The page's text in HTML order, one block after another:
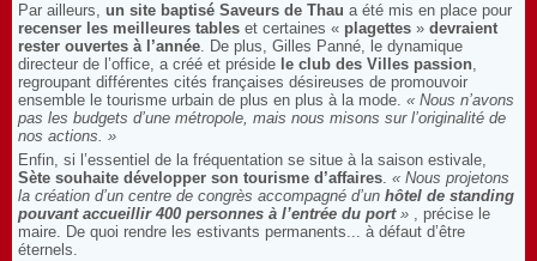
Par ailleurs, un site baptisé Saveurs de Thau a été mis en place pour
recenser les meilleures tables et certaines « plagettes » devraient
rester ouvertes à l’année. De plus, Gilles Panné, le dynamique
directeur de l’office, a créé et préside le club des Villes passion,
regroupant différentes cités françaises désireuses de promouvoir
ensemble le tourisme urbain de plus en plus à la mode. « Nous n’avons
pas les budgets d’une métropole, mais nous misons sur l’originalité de
nos actions. »
Enfin, si l’essentiel de la fréquentation se situe à la saison estivale,
Sète souhaite développer son tourisme d’affaires. « Nous projetons
la création d’un centre de congrès accompagné d’un hôtel de standing
pouvant accueillir 400 personnes à l’entrée du port» , précise le
maire. De quoi rendre les estivants permanents... à défaut d’être
éternels.